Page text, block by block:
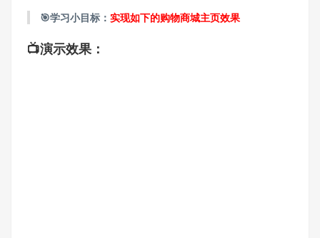
🎯学习小目标： 实现如下的购物商城主页效果
📺演示效果：